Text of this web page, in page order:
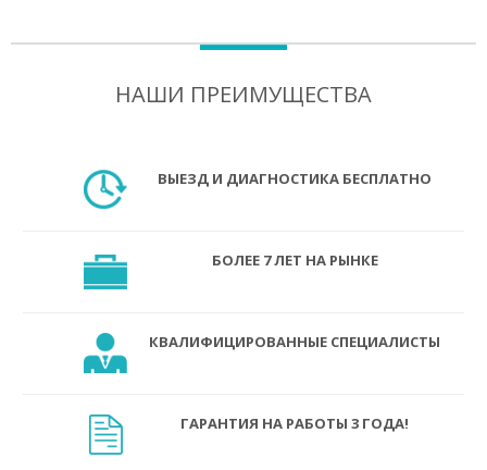
НАШИ ПРЕИМУЩЕСТВА
ВЫЕЗД И ДИАГНОСТИКА БЕСПЛАТНО
БОЛЕЕ 7 ЛЕТ НА РЫНКЕ
КВАЛИФИЦИРОВАННЫЕ СПЕЦИАЛИСТЫ
ГАРАНТИЯ НА РАБОТЫ 3 ГОДА!